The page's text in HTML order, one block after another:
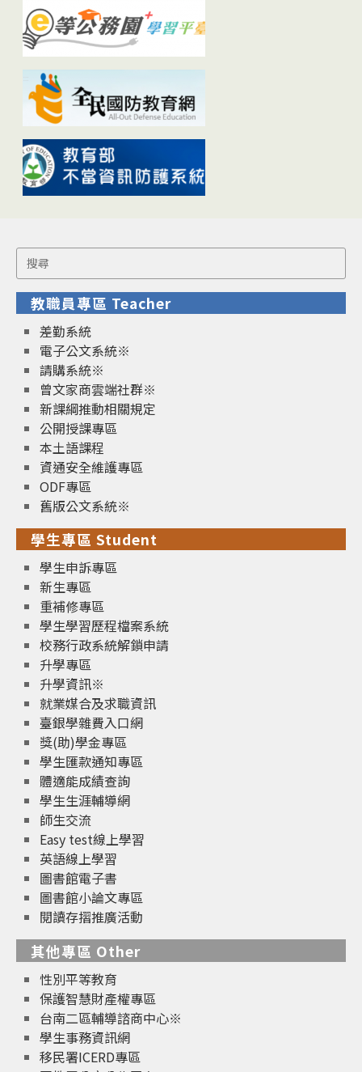
Search
for:
教職員專區 Teacher
差勤系統
電子公文系統※
請購系統※
曾文家商雲端社群※
新課綱推動相關規定
公開授課專區
本土語課程
資通安全維護專區
ODF專區
舊版公文系統※
學生專區 Student
學生申訴專區
新生專區
重補修專區
學生學習歷程檔案系統
校務行政系統解鎖申請
升學專區
升學資訊※
就業媒合及求職資訊
臺銀學雜費入口網
獎(助)學金專區
學生匯款通知專區
體適能成績查詢
學生生涯輔導網
師生交流
Easy test線上學習
英語線上學習
圖書館電子書
圖書館小論文專區
閱讀存摺推廣活動
其他專區 Other
性別平等教育
保護智慧財產權專區
台南二區輔導諮商中心※
學生事務資訊網
移民署ICERD專區